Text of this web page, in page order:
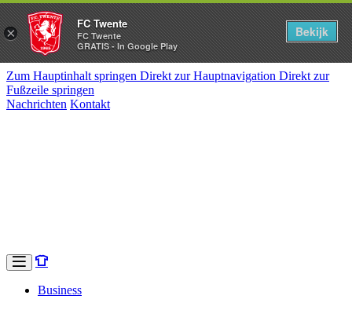
Zum Hauptinhalt springen Direkt zur Hauptnavigation Direkt zur
Fußzeile springen
Nachrichten Kontakt
Business
×
FC Twente
FC Twente
GRATIS - In Google Play
Bekijk